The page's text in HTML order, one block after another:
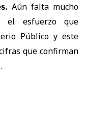
Aún falta mucho
el esfuerzo que
Público y este
que confirman